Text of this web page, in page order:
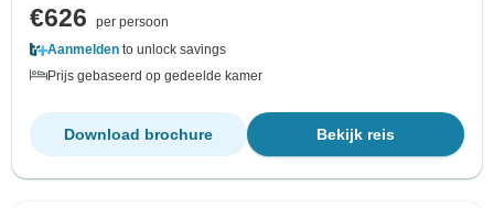
€626
per persoon
Aanmelden to unlock savings
Prijs gebaseerd op gedeelde kamer
Bekijk reis
Download brochure